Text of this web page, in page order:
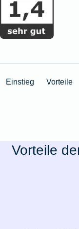
Einstieg Vorteile
Vorteile